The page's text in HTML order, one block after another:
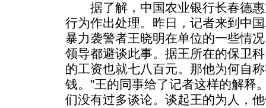
据了解，中国农业银行长春德
行为作出处理。昨日，记者来到中
暴力袭警者王晓明在单位的一些情
领导都避谈此事。据王所在的保卫
的工资也就七八百元。那他为何自
钱。”王的同事给了记者这样的解释
们没有过多谈论。谈起王的为人，